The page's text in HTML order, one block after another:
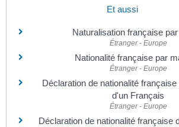
Et aussi
Naturalisation française
Étranger - Europe
Nationalité française par
Étranger - Europe
Déclaration de nationalité
d'un Français
Étranger - Europe
Déclaration de nationalité française